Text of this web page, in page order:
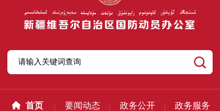
首页 要闻动态 政务公开 政务服务